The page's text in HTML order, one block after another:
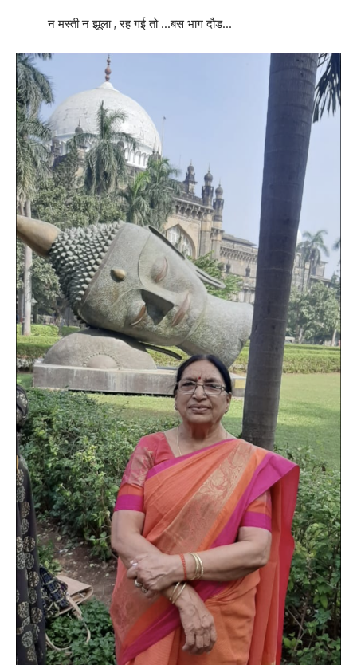
न मस्ती न झूला , रह गई तो …बस भाग दौड…